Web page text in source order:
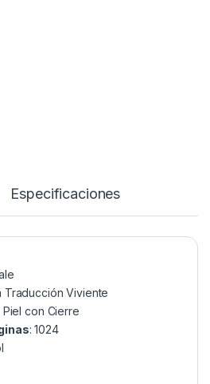
Especificaciones
Traducción Viviente
Piel con Cierre
: 1024